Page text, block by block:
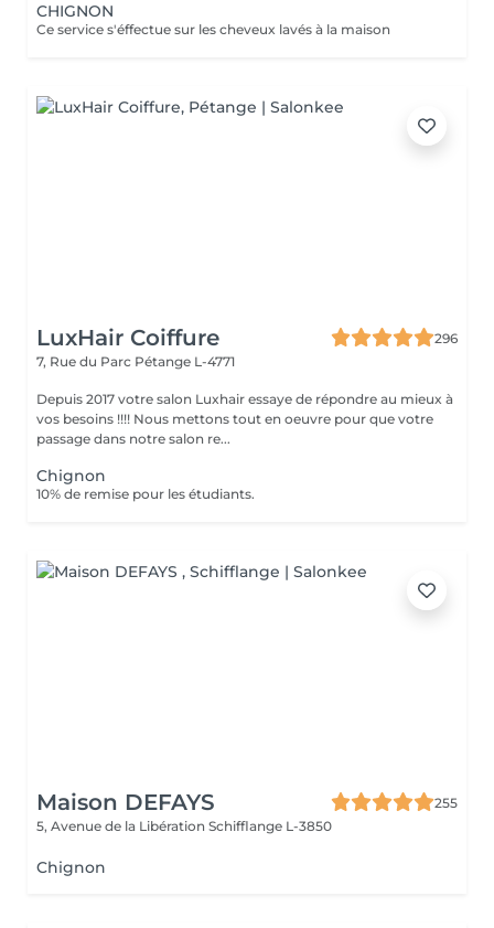
CHIGNON
Ce service s'éffectue sur les cheveux lavés à la maison
LuxHair Coiffure
296
7, Rue du Parc Pétange L-4771
Depuis 2017 votre salon Luxhair essaye de répondre au mieux à
vos besoins !!!! Nous mettons tout en oeuvre pour que votre
passage dans notre salon re...
Chignon
10% de remise pour les étudiants.
Maison DEFAYS
255
5, Avenue de la Libération Schifflange L-3850
Chignon